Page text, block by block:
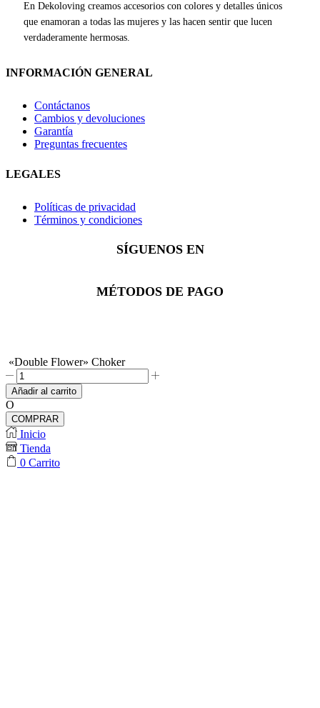
En Dekoloving creamos accesorios con colores y detalles únicos
que enamoran a todas las mujeres y las hacen sentir que lucen
verdaderamente hermosas.
INFORMACIÓN GENERAL
Contáctanos
Cambios y devoluciones
Garantía
Preguntas frecuentes
LEGALES
Políticas de privacidad
Términos y condiciones
SÍGUENOS EN
Facebook
Instagram
Whatsapp
MÉTODOS DE PAGO
«Double Flower» Choker
"Double
Flower"
Choker
cantidad
Añadir al carrito
O
COMPRAR
Inicio
Tienda
0 Carrito